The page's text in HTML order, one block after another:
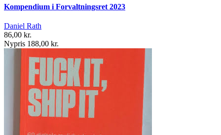
Kompendium i Forvaltningsret 2023
Daniel Rath
86,00 kr.
Nypris 188,00 kr.